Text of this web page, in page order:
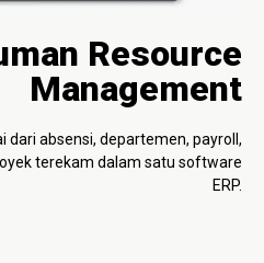
Resource
Management
dari absensi, departemen, payroll,
terekam dalam satu software
ERP.